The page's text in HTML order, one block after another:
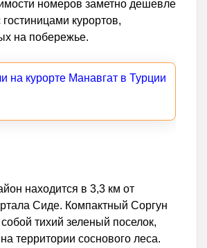
номеров заметно дешевле
курортов,
на побережье.
на курорте Манавгат в Турции
находится в 3,3 км от
Сиде. Компактный Соргун
тихий зеленый поселок,
территории соснового леса.